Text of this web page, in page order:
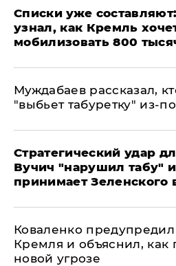
Списки уже
узнал, как Кремль
мобилизовать 800
Муждабаев рассказал,
"выбьет табуретку" из-
Стратегический удар
Вучич "нарушил табу"
принимает Зеленского
Коваленко
Кремля и объяснил, как
новой угрозе